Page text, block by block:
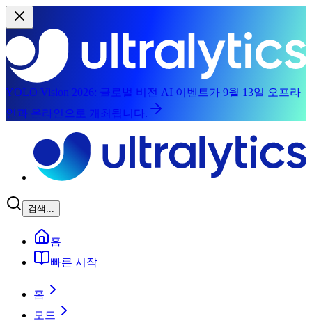
YOLO Vision 2026: 글로벌 비전 AI 이벤트가 9월 13일 오프라
인과 온라인으로 개최됩니다.
검색...
홈
빠른 시작
홈
모드